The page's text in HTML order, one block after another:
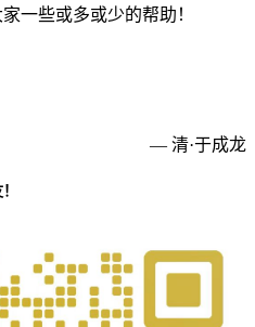
一些或多或少的帮助！
— 清·于成龙